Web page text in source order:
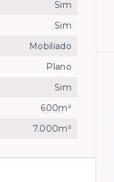
Sim
Sim
Mobiliado
Plano
Sim
600m²
7.000m²